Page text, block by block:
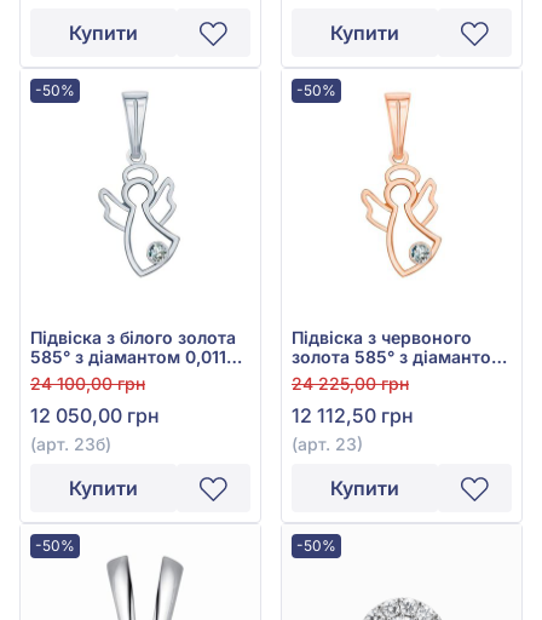
Купити Купити
-50%
Підвіска з білого золота
585° з діамантом 0,011ct,
арт. 23б
24 100,00 грн
12 050,00 грн
(арт. 23б)
Купити
-50%
Підвіска з червоного
золота 585° з діамантом
0,012ct, арт. 23
24 225,00 грн
12 112,50 грн
(арт. 23)
Купити
-50% -50%